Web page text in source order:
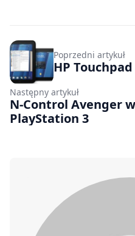
Poprzedni artykuł
HP
Następny artykuł
N-Control Avenger
PlayStation 3